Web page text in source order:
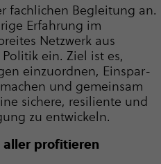
fachlichen Begleitung an.
Erfahrung im
Netzwerk aus
ein. Ziel ist es,
einzuordnen, Einspar­
und gemeinsam
sichere, resiliente und
zu entwickeln.
aller profitieren